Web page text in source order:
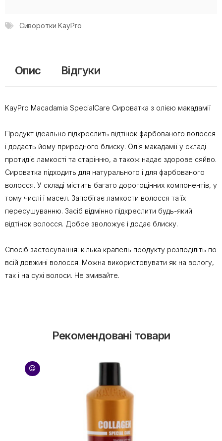
Сиворотки KayPro
Опис Відгуки
KayPro Macadamia SpecialCare Сироватка з олією макадамії
Продукт ідеально підкреслить відтінок фарбованого волосся
і додасть йому природного блиску. Олія макадамії у складі
протидіє ламкості та старінню, а також надає здорове сяйво.
Сироватка підходить для натурального і для фарбованого
волосся. У складі містить багато дорогоцінних компонентів, у
тому числі і масел. Запобігає ламкости волосся та їх
пересушуванню. Засіб відмінно підкреслити будь-який
відтінок волосся. Добре зволожує і додає блиску.
Спосіб застосування: кілька крапель продукту розподіліть по
всій довжині волосся. Можна використовувати як на вологу,
так і на сухі волоси. Не змивайте.
Рекомендовані товари